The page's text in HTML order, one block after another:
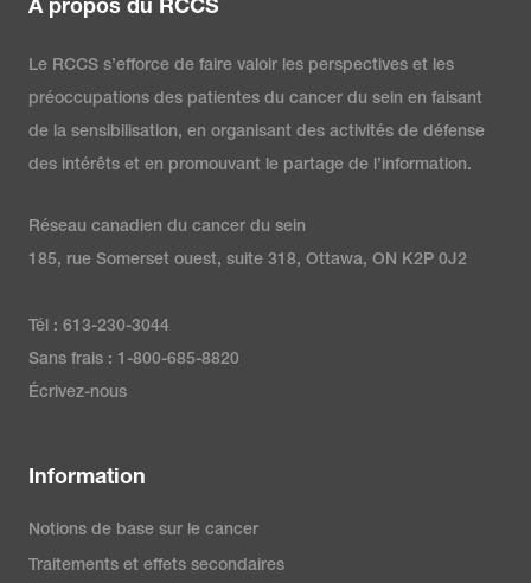
metastatic-breast-
cancer/pik3ca-mutation-and-
breast-cancer
https://www.lbbc.org/about-
breast-
cancer/testing/biomarker/next-
MyPathologyReport.ca. (2023).
Pathology for patients.
À propos du RCCS
Le RCCS s’efforce de faire valoir les perspectives et les
préoccupations des patientes du cancer du sein en faisant
de la sensibilisation, en organisant des activités de défense
des intérêts et en promouvant le partage de l’information.
Réseau canadien du cancer du sein
185, rue Somerset ouest, suite 318, Ottawa, ON K2P 0J2
Tél : 613-230-3044
Sans frais : 1-800-685-8820
Écrivez-nous
Information
Notions de base sur le cancer
Traitements et effets secondaires